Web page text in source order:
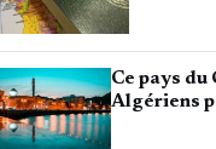
Ce pays du
Algériens